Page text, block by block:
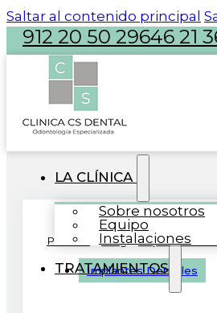
Saltar al contenido principal
912 20 50 29646 21
LA CLÍNICA
Sobre nosotros
Equipo
Instalaciones
TRATAMIENTOS
Portada »Blog»Implantes
Implantes Dentales